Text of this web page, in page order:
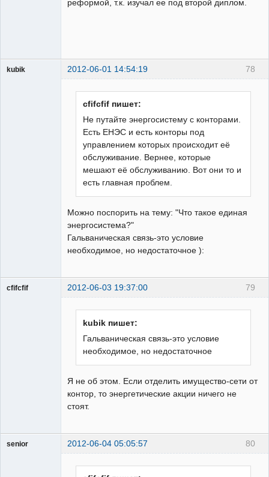
реформой, т.к. изучал ее под второй диплом.
78
kubik 2012-06-01 14:54:19
cfifcfif пишет:
Не путайте энергосистему с конторами.
Есть ЕНЭС и есть конторы под
управлением которых происходит её
обслуживание. Вернее, которые
мешают её обслуживанию. Вот они то и
есть главная проблем.
Можно поспорить на тему: "Что такое единая
энергосистема?"
Гальваническая связь-это условие
необходимое, но недостаточное ):
79
cfifcfif 2012-06-03 19:37:00
kubik пишет:
Гальваническая связь-это условие
необходимое, но недостаточное
Я не об этом. Если отделить имущество-сети от
контор, то энергетические акции ничего не
стоят.
80
senior 2012-06-04 05:05:57